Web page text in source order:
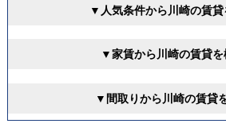
▼人気条件から川崎の賃
▼家賃から川崎の賃貸
▼間取りから川崎の賃貸